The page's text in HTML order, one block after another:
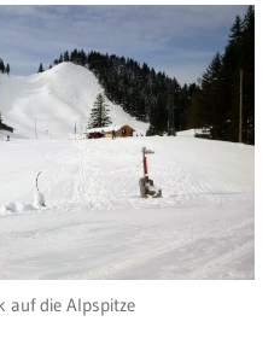
auf die Alpspitze